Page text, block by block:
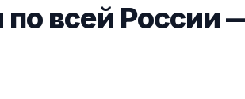
всей России